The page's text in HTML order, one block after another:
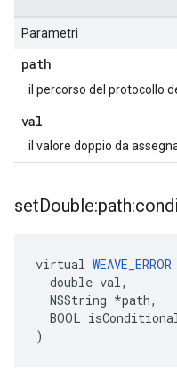
Parametri
path
il percorso del protocollo
val
il valore doppio da
set
virtual WEAVE_ERROR
  double val,
  NSString *path,
BOOL
)